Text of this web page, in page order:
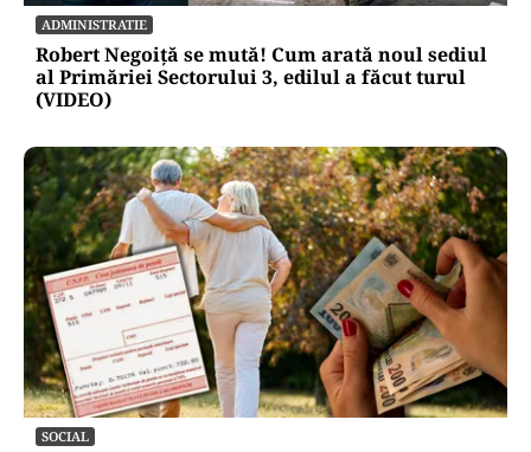
ADMINISTRATIE
Robert Negoiță se mută! Cum arată noul sediul
al Primăriei Sectorului 3, edilul a făcut turul
(VIDEO)
SOCIAL